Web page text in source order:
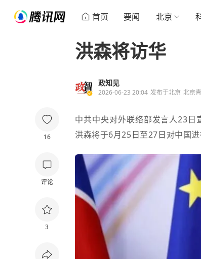
首页 要闻 北京
16
评论
3
洪森将访华
政知见
2026-06-23 20:04 发布于北京 北京
中共中央对外联络部发言人23日
洪森将于6月25日至27日对中国进